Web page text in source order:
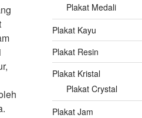
Plakat Medali
Plakat Kayu
Plakat Resin
Plakat Kristal
Plakat Crystal
Plakat Jam